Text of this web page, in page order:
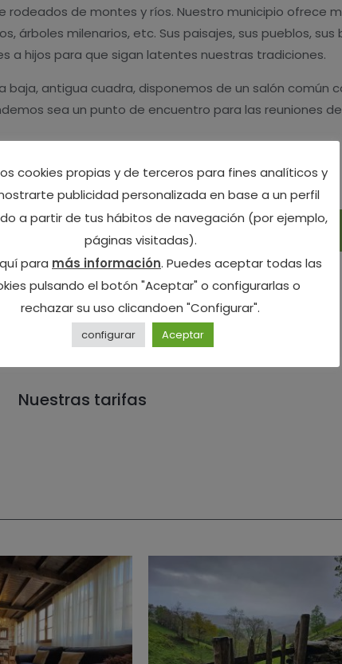
rodeados de montes y ríos. Nuestro municipio ofrece
árboles milenarios, etc. Sus paisajes, sus pueblos, sus
a hijos para que sigan latentes nuestras tradiciones.
antigua cuadra, disponemos de un salón común
sea un punto de encuentro para las reuniones
Reserva ahora
Nuestras tarifas
cookies propias y de terceros para fines analíticos y
publicidad personalizada en base a un perfil
a partir de tus hábitos de navegación (por ejemplo,
páginas visitadas).
para más información. Puedes aceptar todas las
pulsando el botón "Aceptar" o configurarlas o
rechazar su uso clicandoen "Configurar".
configurar Aceptar